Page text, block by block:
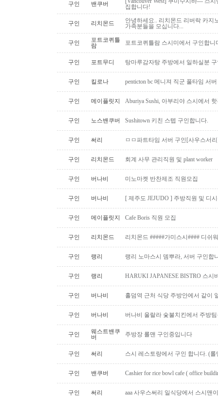
구인 밴쿠버
집합니다!
구인 리치몬드
안녕하세요.. 리치몬드 리버락 카지
가족분들을 모십니다...
구인
포트코퀴틀
람
포트코퀴틀람 스시미에서 구인합니
구인 포트무디 탕마루감자탕 주방에서 일하실분
구인 킬로나 penticton bc 메니져 직군 풀타임 서
구인 메이플릿지 Aburiya Sushi, 아부리야 스시에서
구인 노스밴쿠버 Sushitown 키친 스텝 구인합니다.
구인 써리 ㅁㅁ파트타임 서버 구인[사우스서
구인 리치몬드 회계 사무 관리직원 및 plant worker
구인 버나비 미노마켓 반찬제조 직원모집
구인 버나비 [ 제주도 JEJUDO ] 주방직원 및 디
구인 메이플릿지 Cafe Boris 직원 모집
구인 리치몬드 리치몬드 #####가미스시#### 디쉬
구인 랭리 랭리 노마스시 뎀뿌라, 서버 구인합
구인 랭리 HARUKI JAPANESE BISTRO 스시
구인 버나비 홀덤역 근처 식당 주방안에서 같이
구인 버나비 버나비 울랄라 숯불치킨에서 주방
구인
웨스트밴쿠
버
주방장 롤맨 구인중입니다
구인 써리 스시 레스토랑에서 구인 합니다. (롤
구인 밴쿠버 Cashier for rice bowl cafe ( office
구인 써리 aaa 사우스써리 일식당에서 스시맨